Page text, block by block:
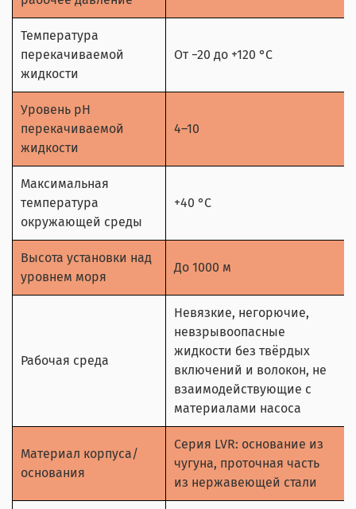
Температура
перекачиваемой
жидкости
От −20 до +120 °C
Уровень pH
перекачиваемой
жидкости
4–10
Максимальная
температура
окружающей среды
+40 °C
Высота установки над
уровнем моря
До 1000 м
Рабочая среда
Невязкие, негорючие,
невзрывоопасные
жидкости без твёрдых
включений и волокон, не
взаимодействующие с
материалами насоса
Материал корпуса/
основания
Серия LVR: основание из
чугуна, проточная часть
из нержавеющей стали